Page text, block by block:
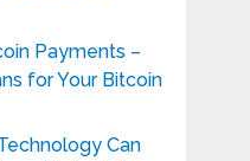
Payments –
for Your Bitcoin
Can